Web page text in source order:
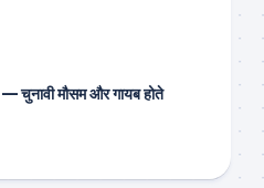
चुनावी मौसम और गायब होते